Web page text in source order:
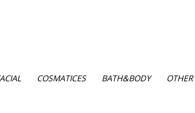
COSMATICES BATH&BODY